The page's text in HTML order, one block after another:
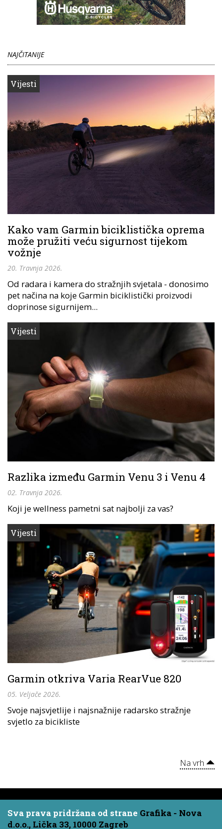
NAJČITANIJE
Vijesti
Kako vam Garmin biciklistička oprema
može pružiti veću sigurnost tijekom
vožnje
20. Travnja 2026.
Od radara i kamera do stražnjih svjetala - donosimo
pet načina na koje Garmin biciklistički proizvodi
doprinose sigurnijem...
Vijesti
Razlika između Garmin Venu 3 i Venu 4
02. Travnja 2026.
Koji je wellness pametni sat najbolji za vas?
Vijesti
Garmin otkriva Varia RearVue 820
05. Veljače 2026.
Svoje najsvjetlije i najsnažnije radarsko stražnje
svjetlo za bicikliste
Na vrh
Sva prava pridržana od strane Grafika - Nova
d.o.o., Lička 33, 10000 Zagreb